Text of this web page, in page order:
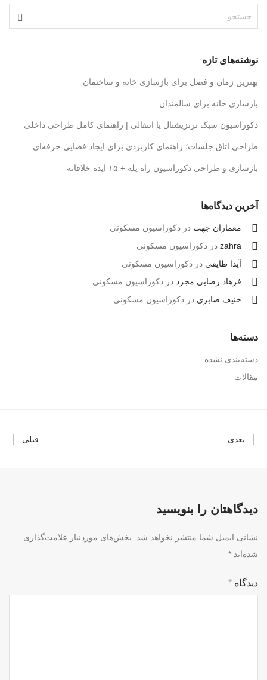
نوشته‌های تازه
بهترین زمان و فصل برای بازسازی خانه و ساختمان
بازسازی خانه برای سالمندان
دکوراسیون سبک ترنزیشنال یا انتقالی | راهنمای کامل طراحی داخلی
طراحی اتاق جلسات؛ راهنمای کاربردی برای ایجاد فضایی حرفه‌ای
بازسازی و طراحی دکوراسیون راه پله + ۱۵ ایده خلاقانه
آخرین دیدگاه‌ها
معماران جهت در دکوراسیون مسکونی
zahra در دکوراسیون مسکونی
آیدا طایفی در دکوراسیون مسکونی
فرهاد رضایی مجرد در دکوراسیون مسکونی
حنیف صابری در دکوراسیون مسکونی
دسته‌ها
دسته‌بندی نشده
مقالات
قبلی بعدی
دیدگاهتان را بنویسید
نشانی ایمیل شما منتشر نخواهد شد.
بخش‌های موردنیاز علامت‌گذاری
شده‌اند *
دیدگاه *